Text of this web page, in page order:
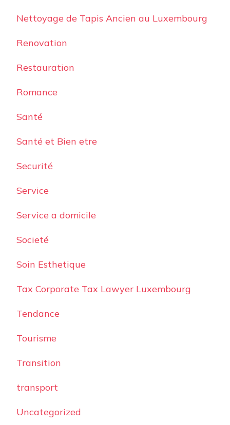
Nettoyage de Tapis Ancien au Luxembourg
Renovation
Restauration
Romance
Santé
Santé et Bien etre
Securité
Service
Service a domicile
Societé
Soin Esthetique
Tax Corporate Tax Lawyer Luxembourg
Tendance
Tourisme
Transition
transport
Uncategorized